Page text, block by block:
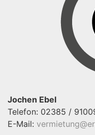
Jochen Ebel
Telefon: 02385 /
E-Mail: